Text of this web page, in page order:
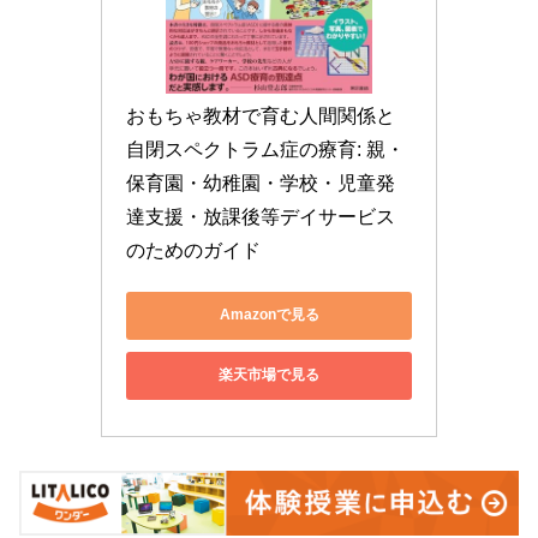
おもちゃ教材で育む人間関係と
自閉スペクトラム症の療育: 親・
保育園・幼稚園・学校・児童発
達支援・放課後等デイサービス
のためのガイド
Amazonで見る
楽天市場で見る